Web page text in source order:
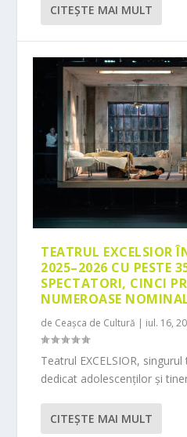
CITEŞTE MAI MULT
TEATRUL EXCELSIOR
2025–2026 CU PESTE
SPECTATORI, CINCI
NUMEROASE
de Ceașca de Cultură | iul. 16,
Teatrul EXCELSIOR,
dedicat adolescenților și
CITEŞTE MAI MULT